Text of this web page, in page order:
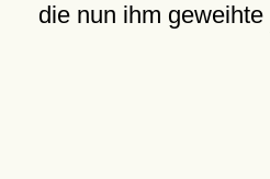
die nun ihm geweihte